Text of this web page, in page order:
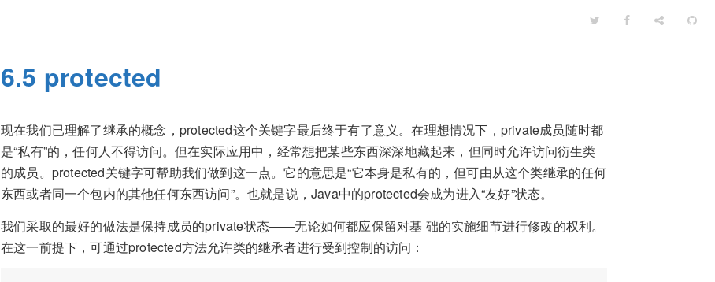
6.5 protected
现在我们已理解了继承的概念，protected这个关键字最后终于有了意义。在理想情况下，private成员随时都
是“私有”的，任何人不得访问。但在实际应用中，经常想把某些东西深深地藏起来，但同时允许访问衍生类
的成员。protected关键字可帮助我们做到这一点。它的意思是“它本身是私有的，但可由从这个类继承的任何
东西或者同一个包内的其他任何东西访问”。也就是说，Java中的protected会成为进入“友好”状态。
我们采取的最好的做法是保持成员的private状态——无论如何都应保留对基 础的实施细节进行修改的权利。
在这一前提下，可通过protected方法允许类的继承者进行受到控制的访问：